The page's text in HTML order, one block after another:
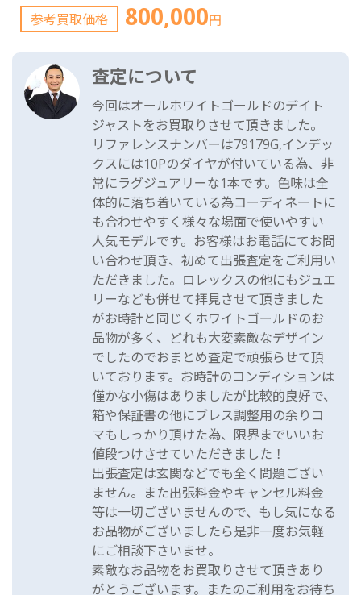
参考買取価格 800,000円
査定について
今回はオールホワイトゴールドのデイト
ジャストをお買取りさせて頂きました。
リファレンスナンバーは79179G,インデッ
クスには10Pのダイヤが付いている為、非
常にラグジュアリーな1本です。色味は全
体的に落ち着いている為コーディネートに
も合わせやすく様々な場面で使いやすい
人気モデルです。お客様はお電話にてお問
い合わせ頂き、初めて出張査定をご利用い
ただきました。ロレックスの他にもジュエ
リーなども併せて拝見させて頂きました
がお時計と同じくホワイトゴールドのお
品物が多く、どれも大変素敵なデザイン
でしたのでおまとめ査定で頑張らせて頂
いております。お時計のコンディションは
僅かな小傷はありましたが比較的良好で、
箱や保証書の他にブレス調整用の余りコ
マもしっかり頂けた為、限界までいいお
値段つけさせていただきました！
出張査定は玄関などでも全く問題ござい
ません。また出張料金やキャンセル料金
等は一切ございませんので、もし気になる
お品物がございましたら是非一度お気軽
にご相談下さいませ。
素敵なお品物をお買取りさせて頂きあり
がとうございます。またのご利用をお待ち